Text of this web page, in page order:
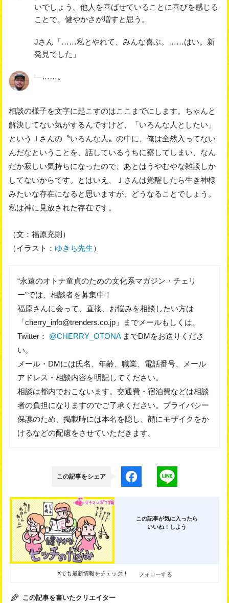
いでしょう。他人を喜ばせていることに喜びを感じる
ことで、健やかさが増すと思う。
Jさん「……私とやれて、みんな喜ぶ。……はい。新
発見でした」
―……。
相談の様子を文字に起こすのはここまでにします。ちゃんと
解決してない気がするんですけど、「いろんな人としたい」
というＪさんの〝いろんな人〟の中に、俺は全然入ってない
んだなということを、話しているうちに察してしまい、なん
だか寂しい気持ちになったので、あとはうやむやな雑談しか
してないからです。とはいえ、Ｊさんは覚醒したら生き神様
みたいな存在になると思いますが、どうなることでしょう。
私は神に見放された存在です。
（文：福原充則）
（イラスト： ゆきち先生）
“永遠のオトナ童貞のための文化系マガジン・チェリ
ー”では、相談者を募集中！
福原さんに会って、直接、お悩みを相談したい方は
「cherry_info@trenders.co.jp」までメールもしくは、
Twitter：
@CHERRY_OTONA‏までDMをお送りくださ
い。
メール・DMには氏名、年齢、職業、電話番号、メール
アドレス・相談内容を明記してください。
相談は都内でおこないます。交通費・宿泊費などは相談
者の負担になりますのでご了承ください。プライバシー
保護のため、掲載時には本名を隠し、顔にモザイクをか
けるなどの配慮をさせていただきます。
この記事をシェア
この記事が気に入ったら
いいね！しよう
Xでも最新情報をチェック！ フォローする
この記事を書いたクリエイター